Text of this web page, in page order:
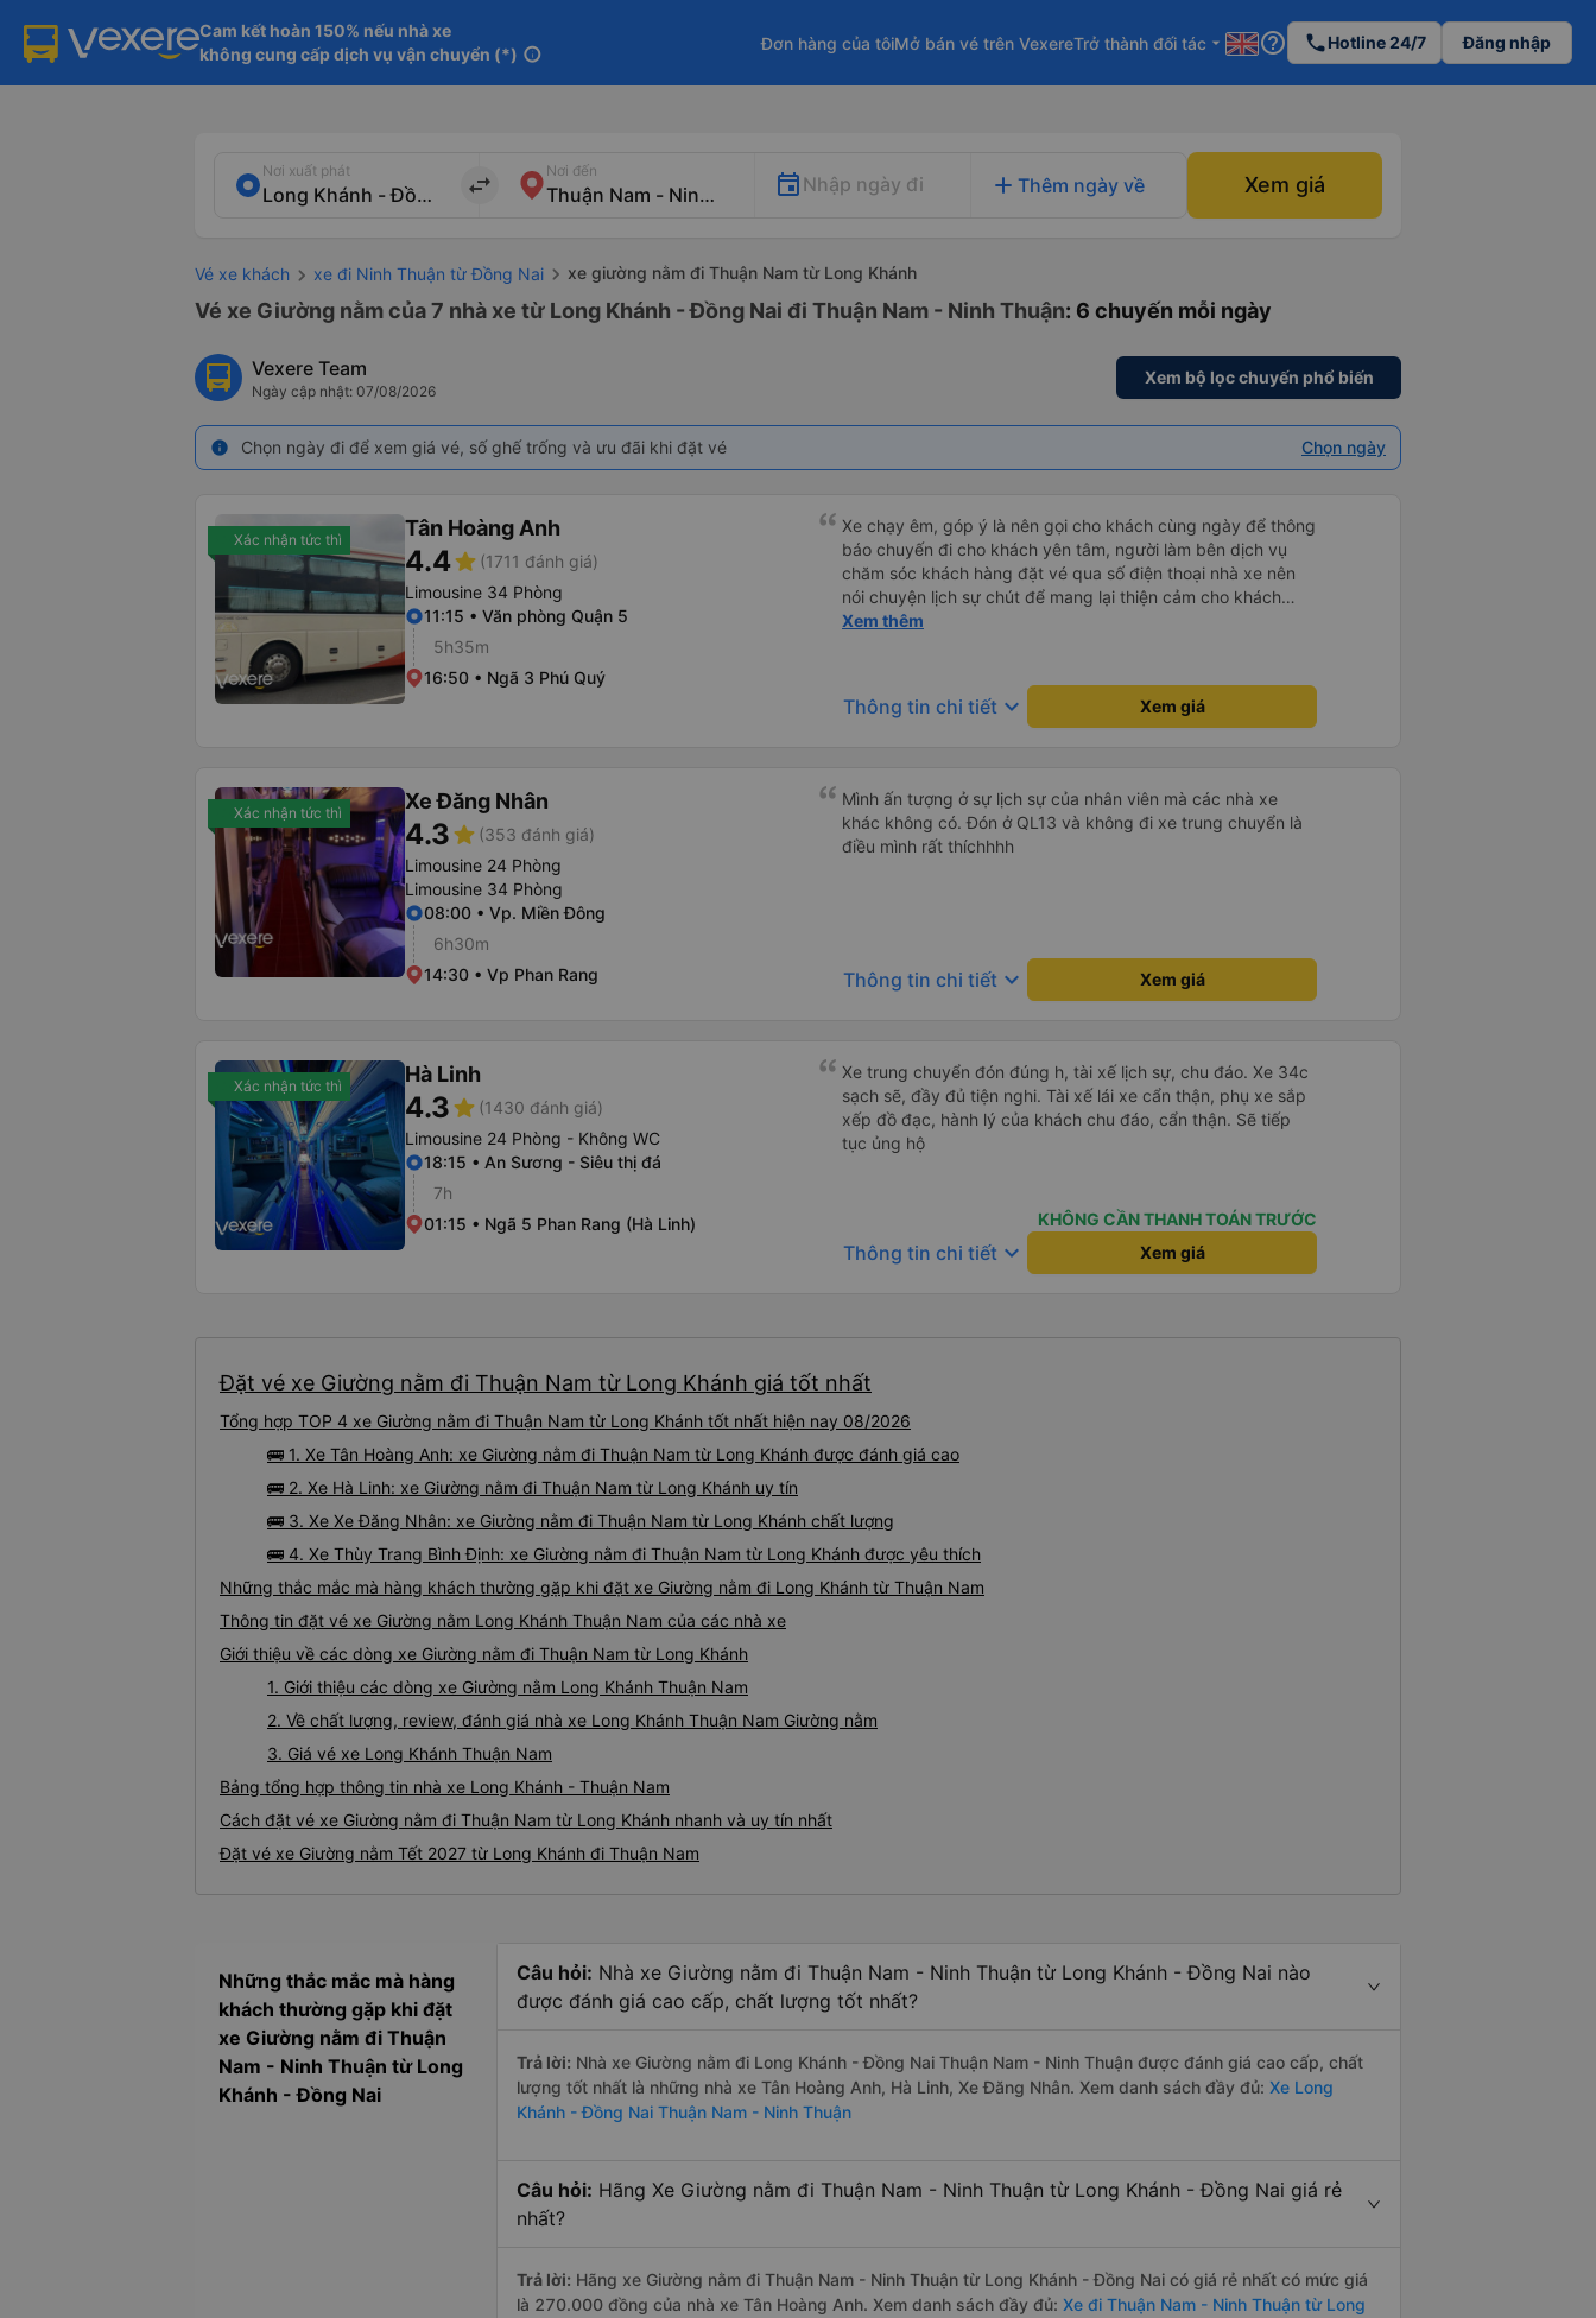
Cam kết hoàn 150% nếu nhà xe
không cung cấp dịch vụ vận chuyển (*) info
Đơn hàng của tôiMở bán vé trên VexereTrở thành đối tác arrow_drop_down help_outline phoneHotline 24/7 Đăng nhập
Nơi xuất phát
import_export
Nơi đến
Nhập ngày đi add Thêm ngày về Xem giá
Vé xe khách xe đi Ninh Thuận từ Đồng Nai xe giường nằm đi Thuận Nam từ Long Khánh
Vé xe Giường nằm của 7 nhà xe từ Long Khánh - Đồng Nai đi Thuận Nam - Ninh Thuận: 6 chuyến mỗi ngày
Vexere Team
Ngày cập nhật: 07/08/2026
Xem bộ lọc chuyến phổ biến
info Chọn ngày đi để xem giá vé, số ghế trống và ưu đãi khi đặt vé Chọn ngày
Xác nhận tức thì Tân Hoàng Anh
4.4star (1711 đánh giá)
Limousine 34 Phòng
11:15 • Văn phòng Quận 5
5h35m
16:50 • Ngã 3 Phú Quý
Xe chạy êm, góp ý là nên gọi cho khách cùng ngày để thông
báo chuyến đi cho khách yên tâm, người làm bên dịch vụ
chăm sóc khách hàng đặt vé qua số điện thoại nhà xe nên
nói chuyện lịch sự chút để mang lại thiện cảm cho khách
hàng
Xem thêm
Thông tin chi tiết keyboard_arrow_down Xem giá
Xác nhận tức thì Xe Đăng Nhân
4.3star (353 đánh giá)
Limousine 24 Phòng
Limousine 34 Phòng
08:00 • Vp. Miền Đông
6h30m
14:30 • Vp Phan Rang
Mình ấn tượng ở sự lịch sự của nhân viên mà các nhà xe
khác không có. Đón ở QL13 và không đi xe trung chuyển là
điều mình rất thíchhhh
Thông tin chi tiết keyboard_arrow_down Xem giá
Xác nhận tức thì Hà Linh
4.3star (1430 đánh giá)
Limousine 24 Phòng - Không WC
18:15 • An Sương - Siêu thị đá
7h
01:15 • Ngã 5 Phan Rang (Hà Linh)
Xe trung chuyển đón đúng h, tài xế lịch sự, chu đáo. Xe 34c
sạch sẽ, đầy đủ tiện nghi. Tài xế lái xe cẩn thận, phụ xe sắp
xếp đồ đạc, hành lý của khách chu đáo, cẩn thận. Sẽ tiếp
tục ủng hộ
KHÔNG CẦN THANH TOÁN TRƯỚC
Thông tin chi tiết keyboard_arrow_down Xem giá
Đặt vé xe Giường nằm đi Thuận Nam từ Long Khánh giá tốt nhất
Tổng hợp TOP 4 xe Giường nằm đi Thuận Nam từ Long Khánh tốt nhất hiện nay 08/2026
🚌 1. Xe Tân Hoàng Anh: xe Giường nằm đi Thuận Nam từ Long Khánh được đánh giá cao
🚌 2. Xe Hà Linh: xe Giường nằm đi Thuận Nam từ Long Khánh uy tín
🚌 3. Xe Xe Đăng Nhân: xe Giường nằm đi Thuận Nam từ Long Khánh chất lượng
🚌 4. Xe Thùy Trang Bình Định: xe Giường nằm đi Thuận Nam từ Long Khánh được yêu thích
Những thắc mắc mà hàng khách thường gặp khi đặt xe Giường nằm đi Long Khánh từ Thuận Nam
Thông tin đặt vé xe Giường nằm Long Khánh Thuận Nam của các nhà xe
Giới thiệu về các dòng xe Giường nằm đi Thuận Nam từ Long Khánh
1. Giới thiệu các dòng xe Giường nằm Long Khánh Thuận Nam
2. Về chất lượng, review, đánh giá nhà xe Long Khánh Thuận Nam Giường nằm
3. Giá vé xe Long Khánh Thuận Nam
Bảng tổng hợp thông tin nhà xe Long Khánh - Thuận Nam
Cách đặt vé xe Giường nằm đi Thuận Nam từ Long Khánh nhanh và uy tín nhất
Đặt vé xe Giường nằm Tết 2027 từ Long Khánh đi Thuận Nam
Những thắc mắc mà hàng
khách thường gặp khi đặt
xe Giường nằm đi Thuận
Nam - Ninh Thuận từ Long
Khánh - Đồng Nai
Câu hỏi: Nhà xe Giường nằm đi Thuận Nam - Ninh Thuận từ Long Khánh - Đồng Nai nào
được đánh giá cao cấp, chất lượng tốt nhất?
Trả lời: Nhà xe Giường nằm đi Long Khánh - Đồng Nai Thuận Nam - Ninh Thuận được đánh giá cao cấp, chất
lượng tốt nhất là những nhà xe Tân Hoàng Anh, Hà Linh, Xe Đăng Nhân. Xem danh sách đầy đủ: Xe Long
Khánh - Đồng Nai Thuận Nam - Ninh Thuận
Câu hỏi: Hãng Xe Giường nằm đi Thuận Nam - Ninh Thuận từ Long Khánh - Đồng Nai giá rẻ
nhất?
Trả lời: Hãng xe Giường nằm đi Thuận Nam - Ninh Thuận từ Long Khánh - Đồng Nai có giá rẻ nhất có mức giá
là 270.000 đồng của nhà xe Tân Hoàng Anh. Xem danh sách đầy đủ: Xe đi Thuận Nam - Ninh Thuận từ Long